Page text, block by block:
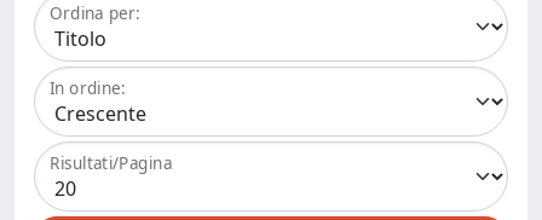
Ordina per:
In ordine:
Risultati/Pagina